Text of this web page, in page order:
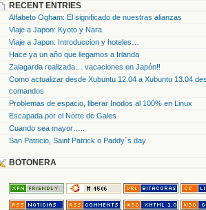
RECENT ENTRIES
Alfabeto Ogham: El significado de nuestras alianzas
Viaje a Japon: Kyoto y Nara.
Viaje a Japon: Introduccion y hoteles…
Hace ya un año que llegamos a Irlanda
Zalagarda realizada… vacaciones en Japón!!
Como actualizar desde Xubuntu 12.04 a Xubuntu 13.04
comandos
Problemas de espacio, liberar Inodos al 100% en Linux
Escapada por el Norte de Gales
Cuando sea mayor…..
San Patricio, Saint Patrick o Paddy´s day
BOTONERA